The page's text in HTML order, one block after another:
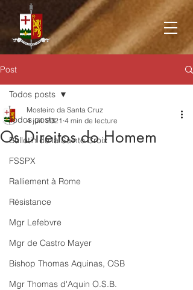
Post
Todos posts
Bulletin de la Sainte Croix
FSSPX
Ralliement à Rome
Résistance
Mgr Lefebvre
Mgr de Castro Mayer
Bishop Thomas Aquinas, OSB
Mgr Thomas d'Aquin O.S.B.
Todos posts
Os Direitos do Homem
Mosteiro da Santa Cruz
4 juil. 2021 4 min de lecture